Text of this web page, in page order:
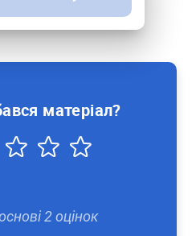
матеріал?
2оцінок